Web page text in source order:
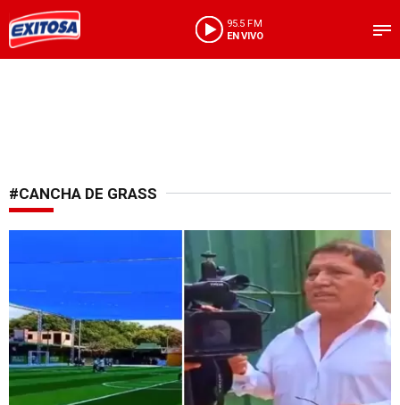
95.5 FM
EN VIVO
#CANCHA DE GRASS